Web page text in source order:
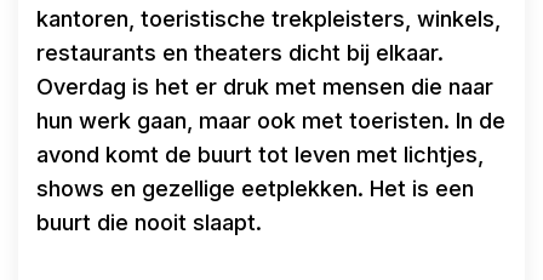
kantoren, toeristische trekpleisters, winkels,
restaurants en theaters dicht bij elkaar.
Overdag is het er druk met mensen die naar
hun werk gaan, maar ook met toeristen. In de
avond komt de buurt tot leven met lichtjes,
shows en gezellige eetplekken. Het is een
buurt die nooit slaapt.